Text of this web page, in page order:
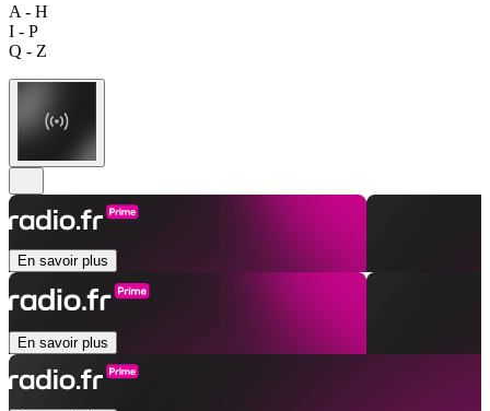
A - H
I - P
Q - Z
En savoir plus
En savoir plus